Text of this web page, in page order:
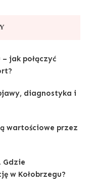
jak połączyć
diagnostyka i
wartościowe przez
Gdzie
w Kołobrzegu?